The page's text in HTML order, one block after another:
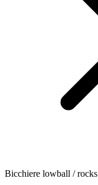
Bicchiere lowball / rocks